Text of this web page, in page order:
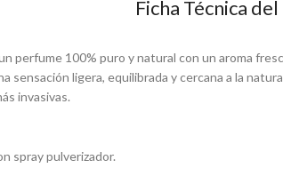
Ficha Técnica
perfume 100% puro y natural con un aroma
sensación ligera, equilibrada y cercana a la
invasivas.
spray pulverizador.